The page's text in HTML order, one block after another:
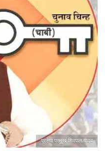
प्रसपा प्रमुख शिवपाल यादव